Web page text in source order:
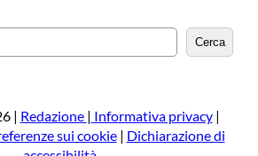
e
a
Cerca
| Redazione | Informativa privacy|
sui cookie| Dichiarazione di